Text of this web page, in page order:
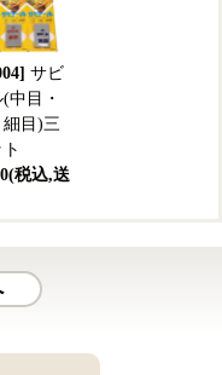
サビ
(中目・
目)三
税込,送